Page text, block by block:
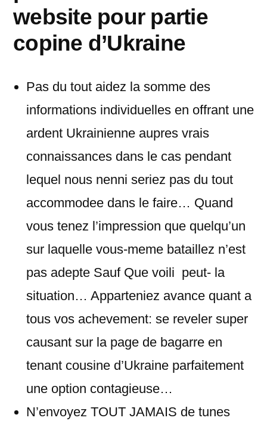
website pour partie
copine d’Ukraine
Pas du tout aidez la somme des
informations individuelles en offrant une
ardent Ukrainienne aupres vrais
connaissances dans le cas pendant
lequel nous nenni seriez pas du tout
accommodee dans le faire… Quand
vous tenez l’impression que quelqu’un
sur laquelle vous-meme bataillez n’est
pas adepte Sauf Que voili peut- la
situation… Apparteniez avance quant a
tous vos achevement: se reveler super
causant sur la page de bagarre en
tenant cousine d’Ukraine parfaitement
une option contagieuse…
N’envoyez TOUT JAMAIS de tunes